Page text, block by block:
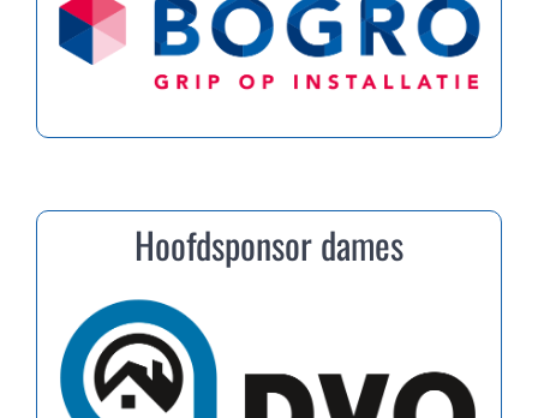
Hoofdsponsor dames